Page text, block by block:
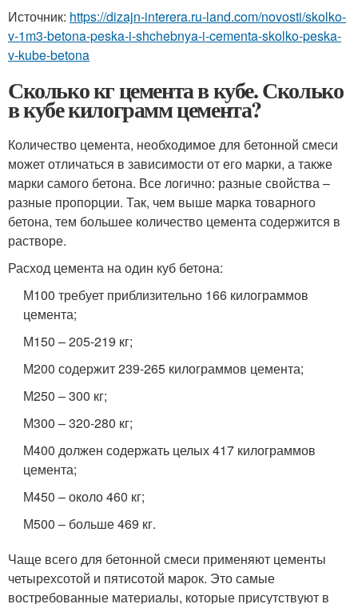
Источник: https://dizajn-interera.ru-land.com/novosti/skolko-
v-1m3-betona-peska-i-shchebnya-i-cementa-skolko-peska-
v-kube-betona
Сколько кг цемента в кубе. Сколько
в кубе килограмм цемента?
Количество цемента, необходимое для бетонной смеси
может отличаться в зависимости от его марки, а также
марки самого бетона. Все логично: разные свойства –
разные пропорции. Так, чем выше марка товарного
бетона, тем большее количество цемента содержится в
растворе.
Расход цемента на один куб бетона:
М100 требует приблизительно 166 килограммов
цемента;
М150 – 205-219 кг;
М200 содержит 239-265 килограммов цемента;
М250 – 300 кг;
М300 – 320-280 кг;
М400 должен содержать целых 417 килограммов
цемента;
М450 – около 460 кг;
М500 – больше 469 кг.
Чаще всего для бетонной смеси применяют цементы
четырехсотой и пятисотой марок. Это самые
востребованные материалы, которые присутствуют в